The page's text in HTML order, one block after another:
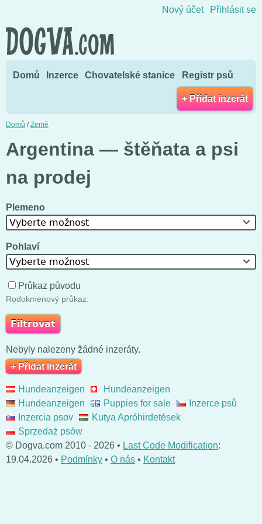
Nový účet Přihlásit se
Domů Inzerce Chovatelské stanice Registr psů
+ Přidat inzerát
Domů /Země
Argentina — štěňata a psi
na prodej
Plemeno
Vyberte možnost
Pohlaví
Vyberte možnost
Průkaz původu
Rodokmenový průkaz.
Nebyly nalezeny žádné inzeráty.
+ Přidat inzerát
Hundeanzeigen
Hundeanzeigen
Hundeanzeigen
Puppies for sale
Inzerce psů
Inzercia psov
Kutya Apróhirdetések
Sprzedaż psów
© Dogva.com 2010 - 2026 • Last Code Modification:
19.04.2026 • Podmínky • O nás • Kontakt